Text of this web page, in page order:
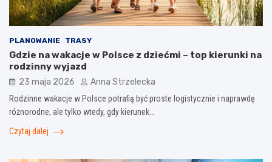
PLANOWANIE TRASY
Gdzie na wakacje w Polsce z dziećmi – top kierunki na
rodzinny wyjazd
23 maja 2026 Anna Strzelecka
Rodzinne wakacje w Polsce potrafią być proste logistycznie i naprawdę
różnorodne, ale tylko wtedy, gdy kierunek…
Czytaj dalej